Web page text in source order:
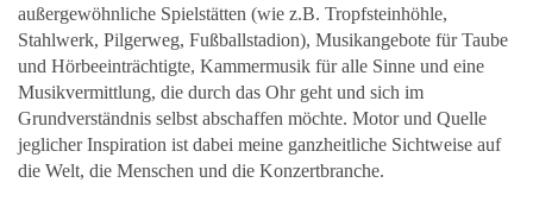
außergewöhnliche Spielstätten (wie z.B. Tropfsteinhöhle,
Stahlwerk, Pilgerweg, Fußballstadion), Musikangebote für Taube
und Hörbeeinträchtigte, Kammermusik für alle Sinne und eine
Musikvermittlung, die durch das Ohr geht und sich im
Grundverständnis selbst abschaffen möchte. Motor und Quelle
jeglicher Inspiration ist dabei meine ganzheitliche Sichtweise auf
die Welt, die Menschen und die Konzertbranche.